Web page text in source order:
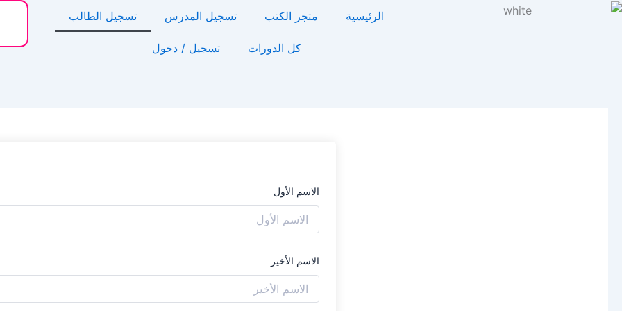
تخطي
الرئيسية متجر الكتب تسجيل المدرس تسجيل الطالب
كل الدورات تسجيل / دخول
الاسم الأول
الاسم الأخير